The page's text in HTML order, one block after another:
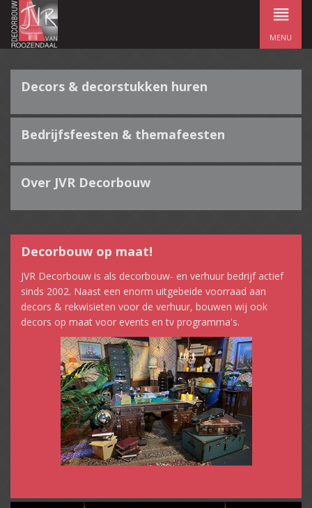
MENU
Decors & decorstukken huren
Bedrijfsfeesten & themafeesten
Over JVR Decorbouw
Decorbouw op maat!
JVR Decorbouw is als decorbouw- en verhuur bedrijf actief
sinds 2002. Naast een enorm uitgebeide voorraad aan
decors & rekwisieten voor de verhuur, bouwen wij ook
decors op maat voor events en tv programma's.